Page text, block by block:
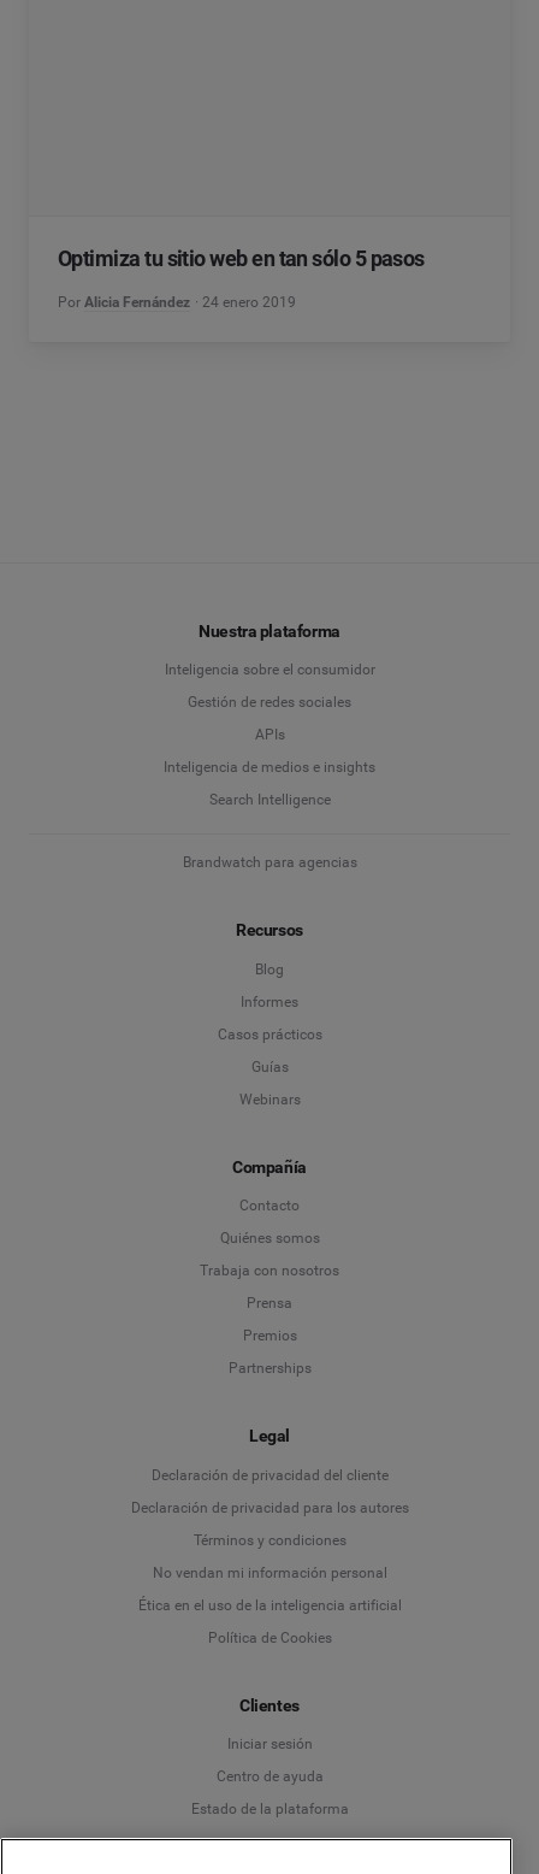
Optimiza tu sitio web en tan sólo 5 pasos
Por Alicia Fernández 24 enero 2019
Nuestra plataforma
Inteligencia sobre el consumidor
Gestión de redes sociales
APIs
Inteligencia de medios e insights
Search Intelligence
Brandwatch para agencias
Recursos
Blog
Informes
Casos prácticos
Guías
Webinars
Compañía
Contacto
Quiénes somos
Trabaja con nosotros
Prensa
Premios
Partnerships
Legal
Declaración de privacidad del cliente
Declaración de privacidad para los autores
Términos y condiciones
No vendan mi información personal
Ética en el uso de la inteligencia artificial
Política de Cookies
Clientes
Iniciar sesión
Centro de ayuda
Estado de la plataforma
Language
Deutsch